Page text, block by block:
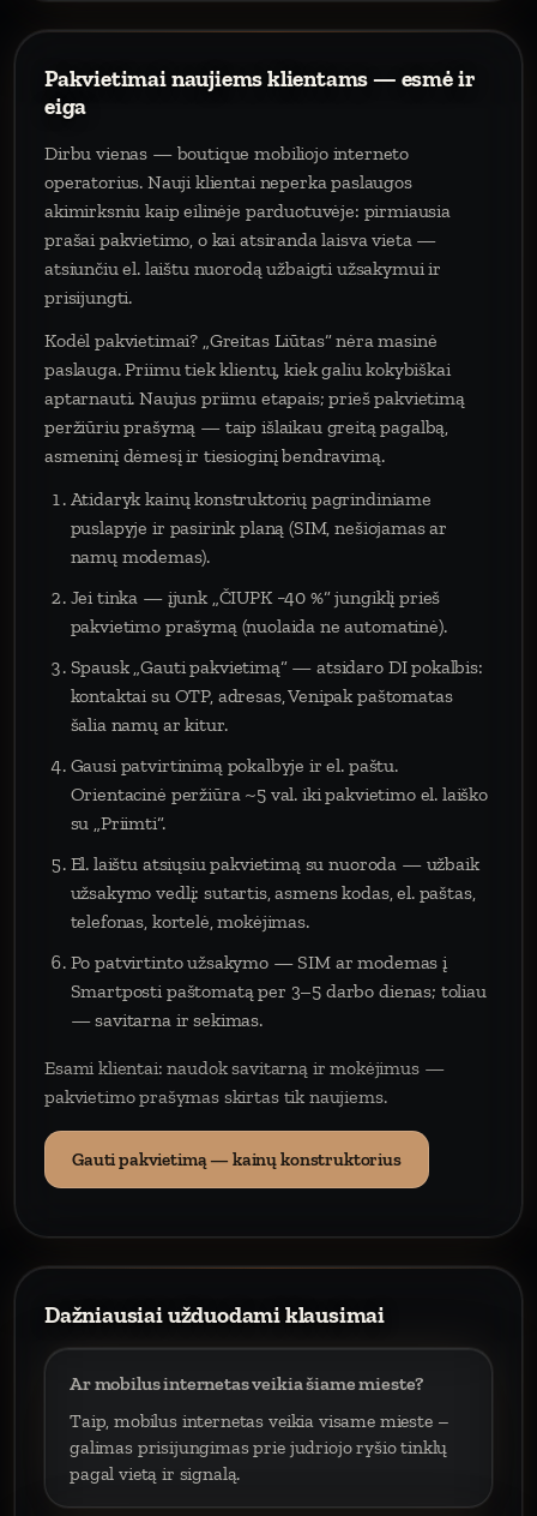
Pakvietimai naujiems klientams — esmė ir
eiga
Dirbu vienas — boutique mobiliojo interneto
operatorius. Nauji klientai neperka paslaugos
akimirksniu kaip eilinėje parduotuvėje: pirmiausia
prašai pakvietimo, o kai atsiranda laisva vieta —
atsiunčiu el. laištu nuorodą užbaigti užsakymui ir
prisijungti.
Kodėl pakvietimai? „Greitas Liūtas“ nėra masinė
paslauga. Priimu tiek klientų, kiek galiu kokybiškai
aptarnauti. Naujus priimu etapais; prieš pakvietimą
peržiūriu prašymą — taip išlaikau greitą pagalbą,
asmeninį dėmesį ir tiesioginį bendravimą.
Atidaryk kainų konstruktorių pagrindiniame
puslapyje ir pasirink planą (SIM, nešiojamas ar
namų modemas).
Jei tinka — įjunk „ČIUPK −40 %“ jungiklį prieš
pakvietimo prašymą (nuolaida ne automatinė).
Spausk „Gauti pakvietimą“ — atsidaro DI pokalbis:
kontaktai su OTP, adresas, Venipak paštomatas
šalia namų ar kitur.
Gausi patvirtinimą pokalbyje ir el. paštu.
Orientacinė peržiūra ~5 val. iki pakvietimo el. laiško
su „Priimti“.
El. laištu atsiųsiu pakvietimą su nuoroda — užbaik
užsakymo vedlį: sutartis, asmens kodas, el. paštas,
telefonas, kortelė, mokėjimas.
Po patvirtinto užsakymo — SIM ar modemas į
Smartposti paštomatą per 3–5 darbo dienas; toliau
— savitarna ir sekimas.
Esami klientai: naudok savitarną ir mokėjimus —
pakvietimo prašymas skirtas tik naujiems.
Gauti pakvietimą — kainų konstruktorius
Dažniausiai užduodami klausimai
Ar mobilus internetas veikia šiame mieste?
Taip, mobilus internetas veikia visame mieste –
galimas prisijungimas prie judriojo ryšio tinklų
pagal vietą ir signalą.